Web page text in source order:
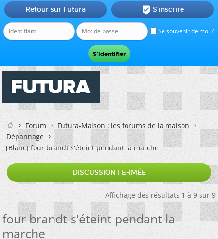
Se souvenir de moi ?
Retour sur Futura  S'inscrire
Forum
Futura-Maison : les forums de la maison
Dépannage
[Blanc]four brandt s'éteint pendant la marche
DISCUSSION FERMÉE
Affichage des résultats 1 à 9 sur 9
four brandt s'éteint pendant la
marche